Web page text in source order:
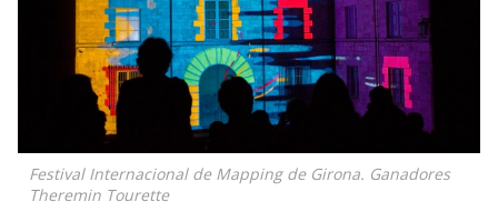
Festival Internacional de Mapping de Girona. Ganadores
Theremin Tourette